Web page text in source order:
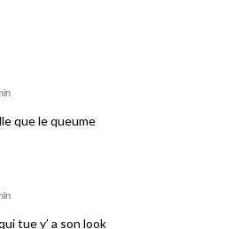
que le queume
tue y’ a son look